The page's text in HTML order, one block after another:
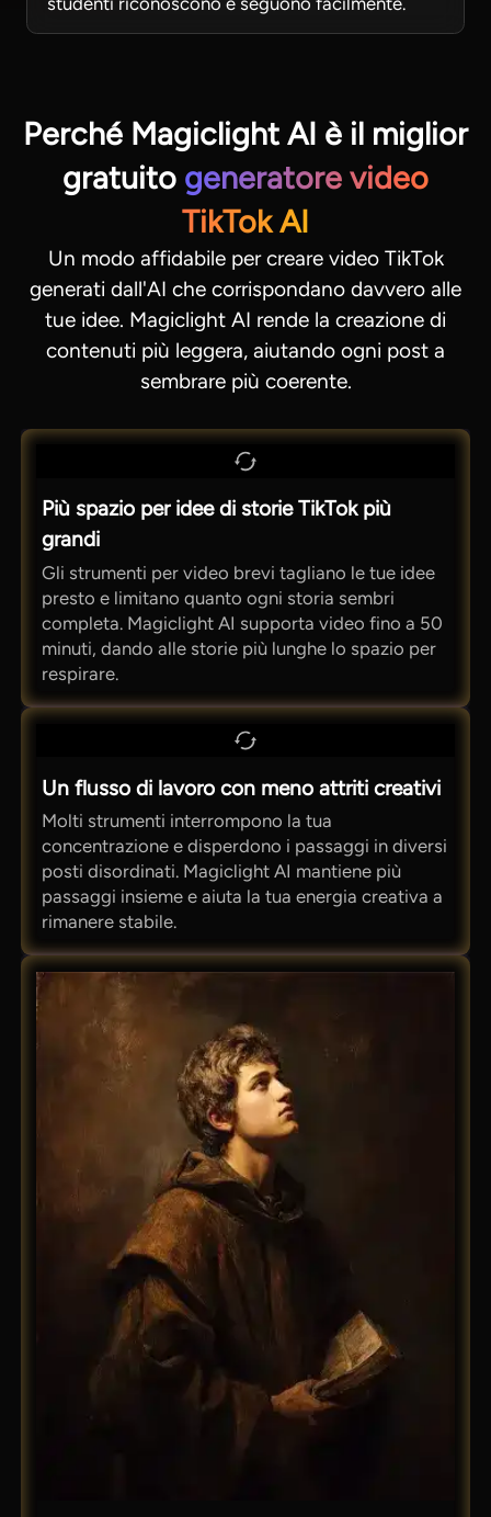
Perché Magiclight AI è il miglior
gratuito generatore video
TikTok AI
Un modo affidabile per creare video TikTok
generati dall'AI che corrispondano davvero alle
tue idee. Magiclight AI rende la creazione di
contenuti più leggera, aiutando ogni post a
sembrare più coerente.
Più spazio per idee di storie TikTok più
grandi
Gli strumenti per video brevi tagliano le tue idee
presto e limitano quanto ogni storia sembri
completa. Magiclight AI supporta video fino a 50
minuti, dando alle storie più lunghe lo spazio per
respirare.
Un flusso di lavoro con meno attriti creativi
Molti strumenti interrompono la tua
concentrazione e disperdono i passaggi in diversi
posti disordinati. Magiclight AI mantiene più
passaggi insieme e aiuta la tua energia creativa a
rimanere stabile.